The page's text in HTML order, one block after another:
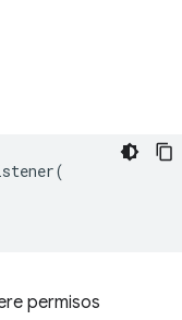
(
permisos